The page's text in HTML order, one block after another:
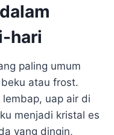
hari
paling umum
atau frost.
uap air di
menjadi kristal es
yang dingin,